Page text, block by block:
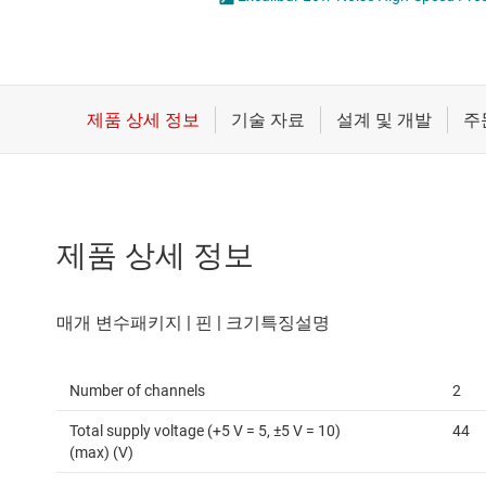
마이크로컨트롤러(MCU) 및 프로세서
전류 감지 증폭기
제품 상세 정보
Number of channels 2
Total supply voltage (+5 V = 5, ±5 V = 10)
(max) (V)
44